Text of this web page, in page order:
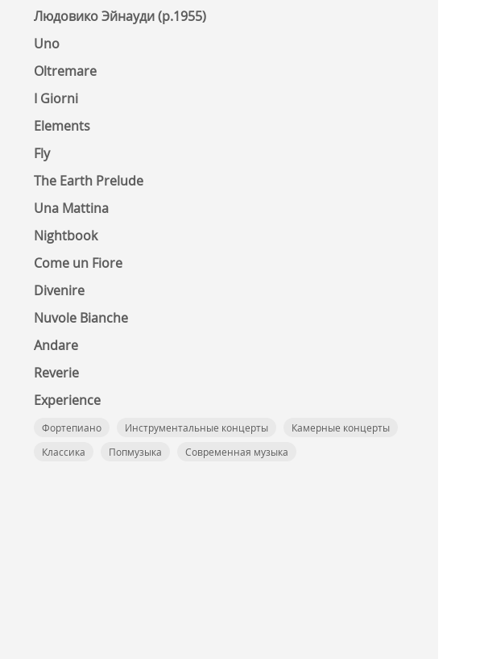
Людовико Эйнауди (р.1955)
Uno
Oltremare
I Giorni
Elements
Fly
The Earth Prelude
Una Mattina
Nightbook
Come un Fiore
Divenire
Nuvole Bianche
Andare
Reverie
Experience
Фортепиано Инструментальные концерты
Камерные концерты
Классика
Попмузыка Современная музыка